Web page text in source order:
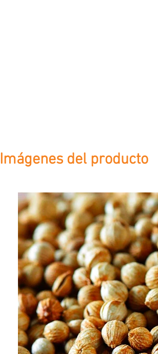
Imágenes del producto